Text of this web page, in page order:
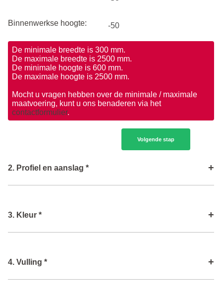
Binnenwerkse hoogte:
De minimale breedte is 300 mm.
De maximale breedte is 2500 mm.
De minimale hoogte is 600 mm.
De maximale hoogte is 2500 mm.
Mocht u vragen hebben over de minimale / maximale
maatvoering, kunt u ons benaderen via het
contactformulier.
Volgende stap
2. Profiel en aanslag * +
Aanslag
3. Kleur * +
Kleur buitenzijde
4. Vulling * +